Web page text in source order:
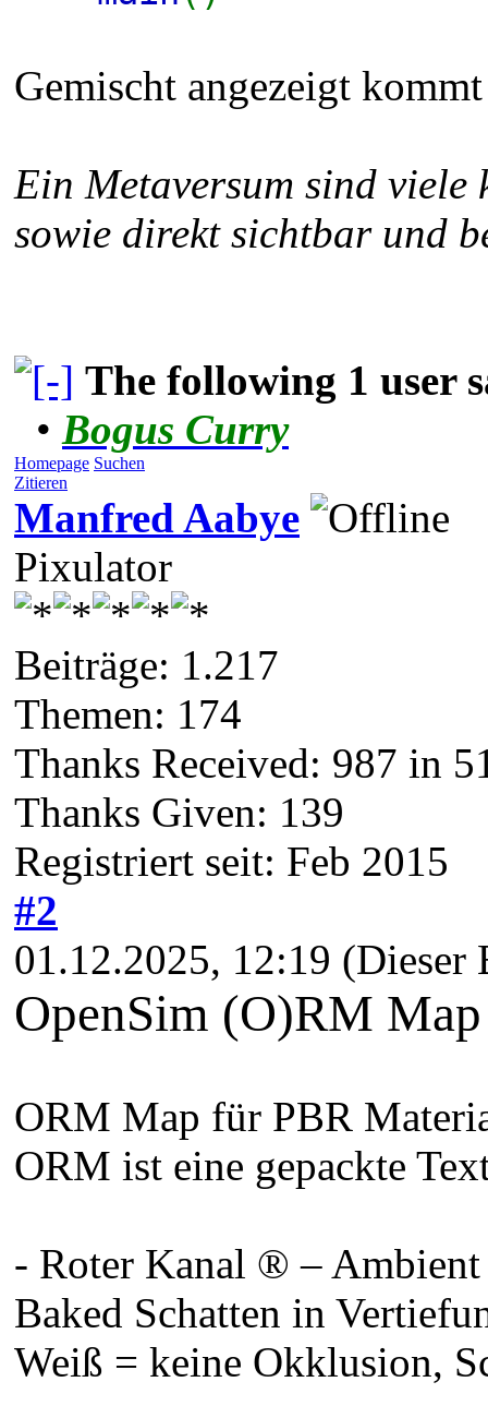
Gemischt angezeigt
Ein Metaversum sind viele
sowie direkt sichtbar und
The following 1 user
• Bogus Curry
Homepage Suchen
Zitieren
Manfred Aabye
Pixulator
Beiträge: 1.217
Themen: 174
Thanks Received: 987 in
Thanks Given: 139
Registriert seit: Feb 2015
#2
01.12.2025, 12:19 (Dieser
OpenSim (O)RM
ORM Map für PBR
ORM ist eine gepackte
- Roter Kanal ® –
Baked Schatten in
Weiß = keine Okklusion,